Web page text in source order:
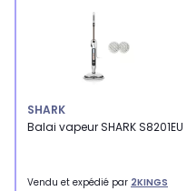
SHARK
Balai vapeur SHARK S8201EU
Vendu et expédié par 2KINGS